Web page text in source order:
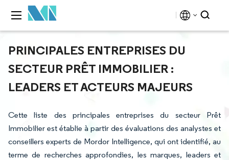
PRINCIPALES ENTREPRISES DU
SECTEUR PRÊT IMMOBILIER :
LEADERS ET ACTEURS MAJEURS
Cette liste des principales entreprises du secteur Prêt
Immobilier est établie à partir des évaluations des analystes et
conseillers experts de Mordor Intelligence, qui ont identifié, au
terme de recherches approfondies, les marques, leaders et